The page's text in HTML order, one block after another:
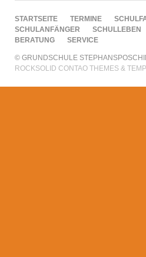
NAVIGATION
ÜBERSPRINGEN
STARTSEITE TERMINE
SCHULANFÄNGER
SCHULLEBEN
BERATUNG
SERVICE
© GRUNDSCHULE
ROCKSOLID CONTAO THEMES &